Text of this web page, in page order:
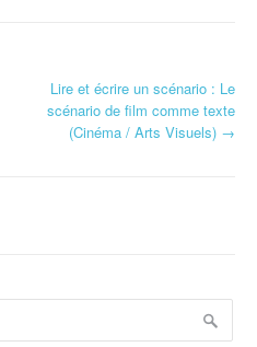
Lire et écrire un scénario : Le
scénario de film comme texte
(Cinéma / Arts Visuels) →